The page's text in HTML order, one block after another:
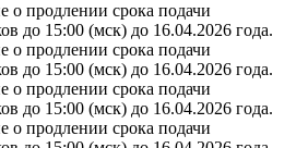
о продлении срока подачи
до 15:00 (мск) до 16.04.2026 года.
о продлении срока подачи
до 15:00 (мск) до 16.04.2026 года.
о продлении срока подачи
до 15:00 (мск) до 16.04.2026 года.
о продлении срока подачи